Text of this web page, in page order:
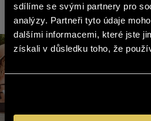
sdílíme se svými partnery pro
analýzy. Partneři tyto údaje
dalšími informacemi, které jste
získali v důsledku toho, že
Buďme
Obsah stránek
vhodný pro osoby
Jste starší